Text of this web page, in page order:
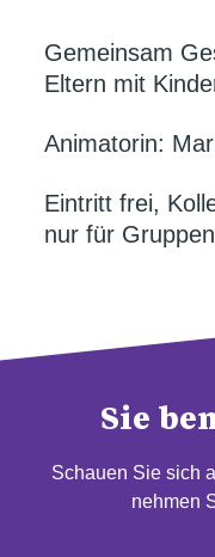
Gemeinsam
Eltern mit
Animatorin:
Eintritt frei,
nur für
Sie
Schauen Sie sich
nehmen